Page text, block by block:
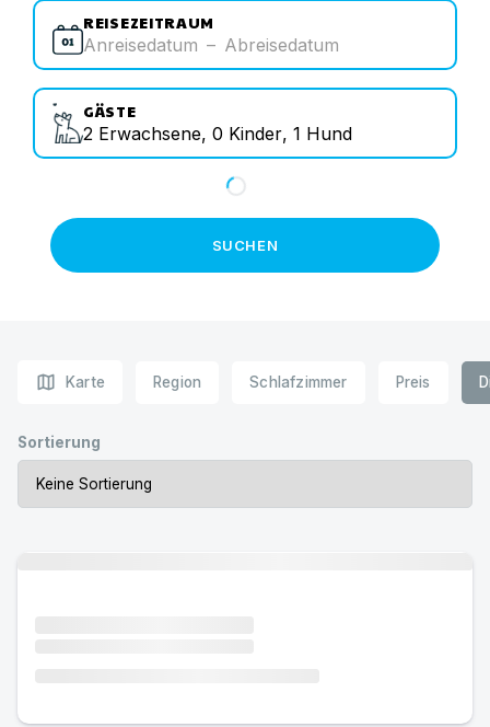
REISEZEITRAUM
Anreisedatum – Abreisedatum
GÄSTE
2 Erwachsene, 0 Kinder, 1 Hund
SUCHEN
map Karte Region Schlafzimmer Preis
Sortierung